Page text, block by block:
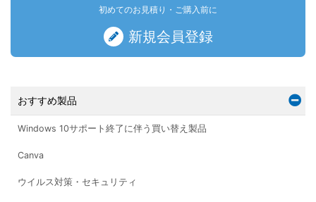
初めてのお見積り・ご購入前に
新規会員登録
おすすめ製品
Windows 10サポート終了に伴う買い替え製品
Canva
ウイルス対策・セキュリティ